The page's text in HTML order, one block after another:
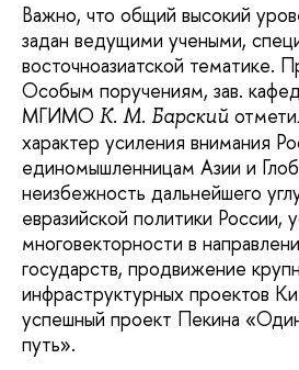
Важно, что общий высокий
задан ведущими учеными,
восточноазиатской тематике.
Особым поручениям, зав.
МГИМО К. М. Барский
характер усиления внимания
единомышленницам Азии и
неизбежность дальнейшего
евразийской политики России,
многовекторности в
государств, продвижение
инфраструктурных проектов
успешный проект Пекина
путь».